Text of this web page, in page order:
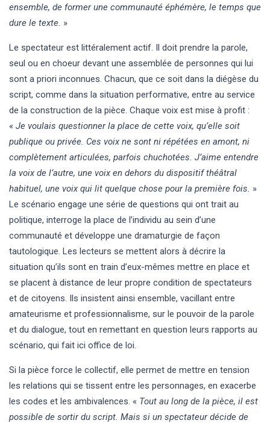
ensemble, de former une communauté éphémère, le temps que
dure le texte. »
Le spectateur est littéralement actif. Il doit prendre la parole,
seul ou en choeur devant une assemblée de personnes qui lui
sont a priori inconnues. Chacun, que ce soit dans la diégèse du
script, comme dans la situation performative, entre au service
de la construction de la pièce. Chaque voix est mise à profit :
« Je voulais questionner la place de cette voix, qu’elle soit
publique ou privée. Ces voix ne sont ni répétées en amont, ni
complètement articulées, parfois chuchotées. J’aime entendre
la voix de l’autre, une voix en dehors du dispositif théâtral
habituel, une voix qui lit quelque chose pour la première fois. »
Le scénario engage une série de questions qui ont trait au
politique, interroge la place de l’individu au sein d’une
communauté et développe une dramaturgie de façon
tautologique. Les lecteurs se mettent alors à décrire la
situation qu’ils sont en train d’eux-mêmes mettre en place et
se placent à distance de leur propre condition de spectateurs
et de citoyens. Ils insistent ainsi ensemble, vacillant entre
amateurisme et professionnalisme, sur le pouvoir de la parole
et du dialogue, tout en remettant en question leurs rapports au
scénario, qui fait ici office de loi.
Si la pièce force le collectif, elle permet de mettre en tension
les relations qui se tissent entre les personnages, en exacerbe
les codes et les ambivalences. « Tout au long de la pièce, il est
possible de sortir du script. Mais si un spectateur décide de